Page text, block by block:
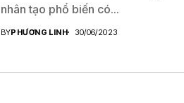
nhân tạo phổ biến có...
BYPHƯƠNG LINH 30/06/2023